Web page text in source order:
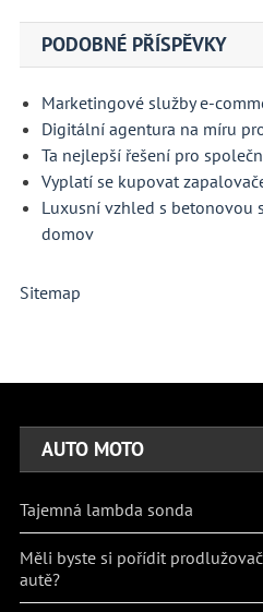
PODOBNÉ PŘÍSPĚVKY
Marketingové služby e-
Digitální agentura na míru
Ta nejlepší řešení pro
Vyplatí se kupovat
Luxusní vzhled s betonovou
domov
Sitemap
AUTO MOTO
Tajemná lambda sonda
Měli byste si pořídit
autě?